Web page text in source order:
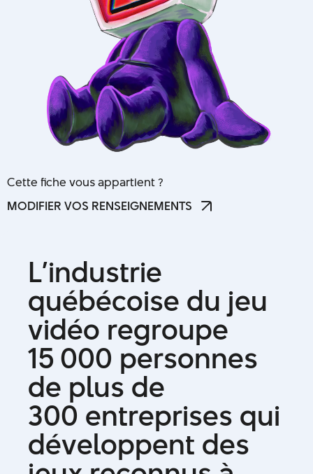
Cette fiche vous appartient ?
MODIFIER VOS RENSEIGNEMENTS
L’industrie
québécoise du jeu
vidéo regroupe
15000 personnes
de plusde
300 entreprises qui
développent des